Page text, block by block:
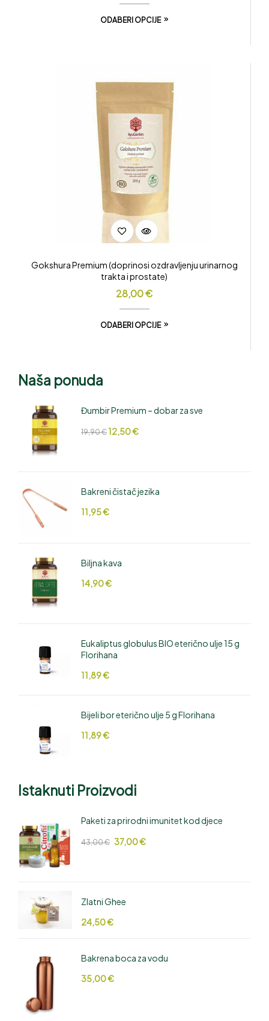
ODABERI OPCIJE
Gokshura Premium (doprinosi ozdravljenju urinarnog
trakta i prostate)
28,00€
ODABERI OPCIJE
Naša ponuda
Đumbir Premium – dobar za sve
19,90€12,50€
Bakreni čistač jezika
11,95€
Biljna kava
14,90€
Eukaliptus globulus BIO eterično ulje 15 g
Florihana
11,89€
Bijeli bor eterično ulje 5 g Florihana
11,89€
Istaknuti Proizvodi
Paketi za prirodni imunitet kod djece
43,00€ 37,00€
Zlatni Ghee
24,50€
Bakrena boca za vodu
35,00€